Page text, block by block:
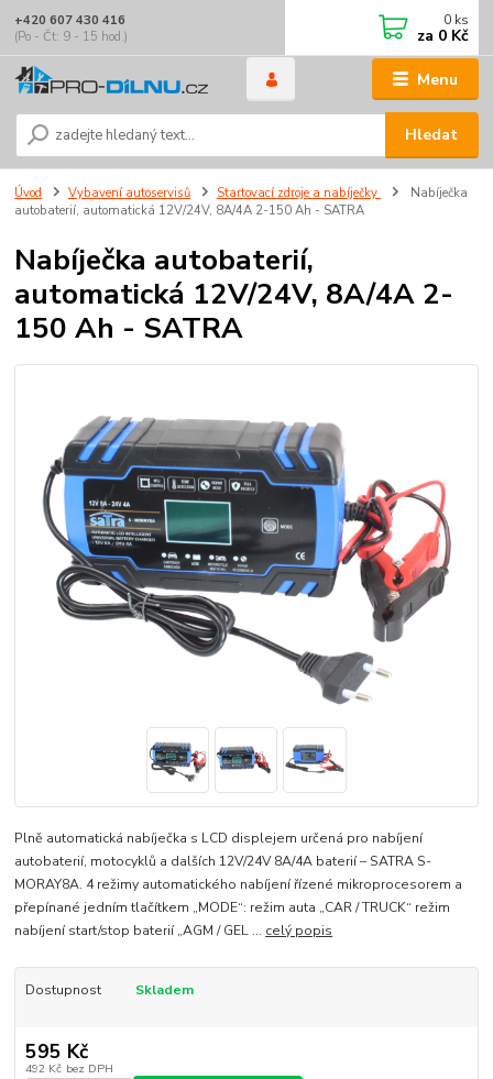
Menu
Hledat
+420 607 430 416
(Po - Čt: 9 - 15 hod.)
0 ks
za 0 Kč
Úvod Vybavení autoservisů Startovací zdroje a nabíječky
Nabíječka
autobaterií, automatická 12V/24V, 8A/4A 2-150 Ah - SATRA
Nabíječka autobaterií,
automatická 12V/24V, 8A/4A 2-
150 Ah - SATRA
Plně automatická nabíječka s LCD displejem určená pro nabíjení
autobaterií, motocyklů a dalších 12V/24V 8A/4A baterií – SATRA S-
MORAY8A. 4 režimy automatického nabíjení řízené mikroprocesorem a
přepínané jedním tlačítkem „MODE“: režim auta „CAR / TRUCK“ režim
nabíjení start/stop baterií „AGM / GEL ... celý popis
Dostupnost Skladem
595 Kč
492 Kč bez DPH